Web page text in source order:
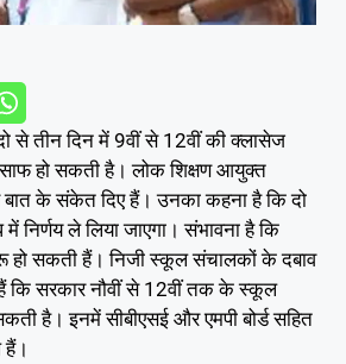
से तीन दिन में 9वीं से 12वीं की क्लासेज
हो सकती है। लोक शिक्षण आयुक्त
के संकेत दिए हैं। उनका कहना है कि दो
निर्णय ले लिया जाएगा। संभावना है कि
सकती हैं। निजी स्कूल संचालकों के दबाव
कि सरकार नौवीं से 12वीं तक के स्कूल
है। इनमें सीबीएसई और एमपी बोर्ड सहित
हैं।